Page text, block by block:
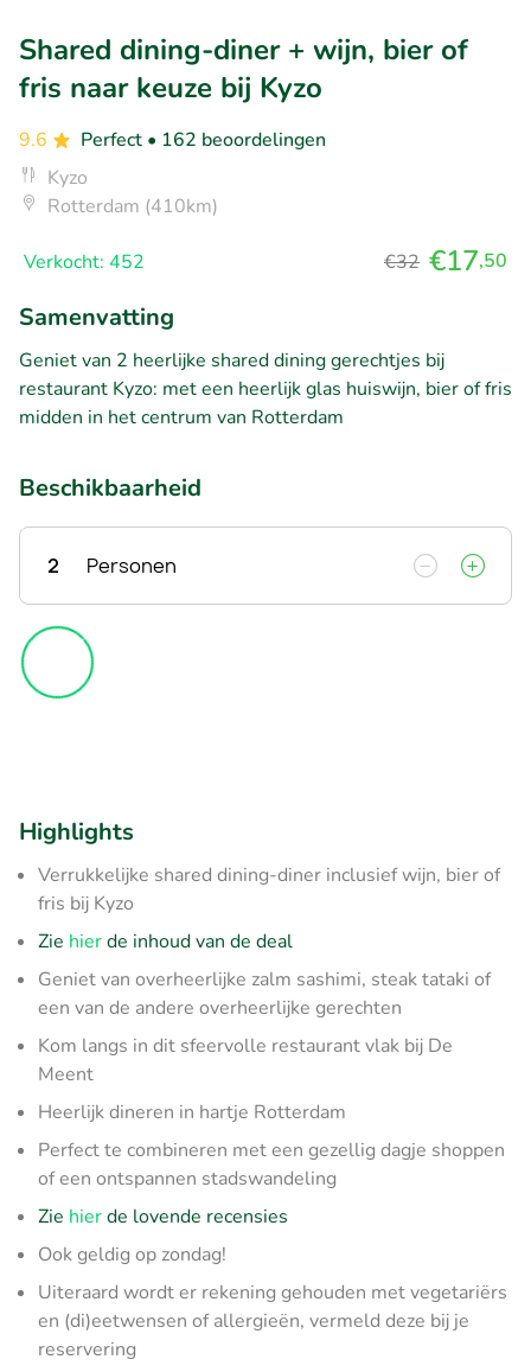
Shared dining-diner + wijn, bier of
fris naar keuze bij Kyzo
9.6 Perfect • 162 beoordelingen
Kyzo
Rotterdam (410km)
Verkocht: 452 €32 €17,50
Samenvatting
Geniet van 2 heerlijke shared dining gerechtjes bij
restaurant Kyzo: met een heerlijk glas huiswijn, bier of fris
midden in het centrum van Rotterdam
Beschikbaarheid
2 Personen
Highlights
Verrukkelijke shared dining-diner inclusief wijn, bier of
fris bij Kyzo
Zie hierde inhoud van de deal
Geniet van overheerlijke zalm sashimi, steak tataki of
een van de andere overheerlijke gerechten
Kom langs in dit sfeervolle restaurant vlak bij De
Meent
Heerlijk dineren in hartje Rotterdam
Perfect te combineren met een gezellig dagje shoppen
of een ontspannen stadswandeling
Zie hierde lovende recensies
Ook geldig op zondag!
Uiteraard wordt er rekening gehouden met vegetariërs
en (di)eetwensen of allergieën, vermeld deze bij je
reservering